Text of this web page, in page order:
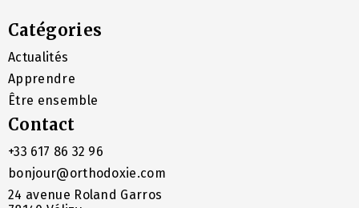
Catégories
Actualités
Apprendre
Être ensemble
Contact
+33 617 86 32 96
bonjour@orthodoxie.com
24 avenue Roland Garros